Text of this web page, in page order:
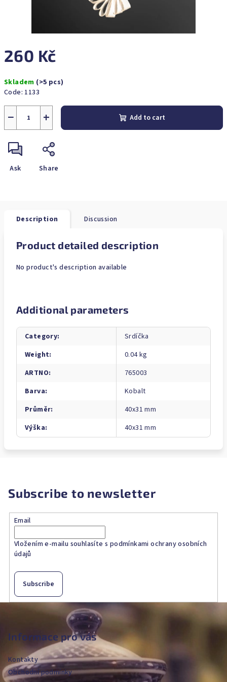
260 Kč
price:
Skladem (>5 pcs)
Code: 1133
+
− Add to cart
Ask Share
Description Discussion
Product detailed description
No product's description available
Additional parameters
Category:
Srdíčka
Weight:
0.04 kg
ARTNO:
765003
Barva:
Kobalt
Průměr:
40x31 mm
Výška: 40x31 mm
Subscribe to newsletter
Email
Vložením e-mailu souhlasíte s podmínkami ochrany osobních
údajů
Subscribe
F
e
Informace pro vás
Kontakty
Obchodní podmínky